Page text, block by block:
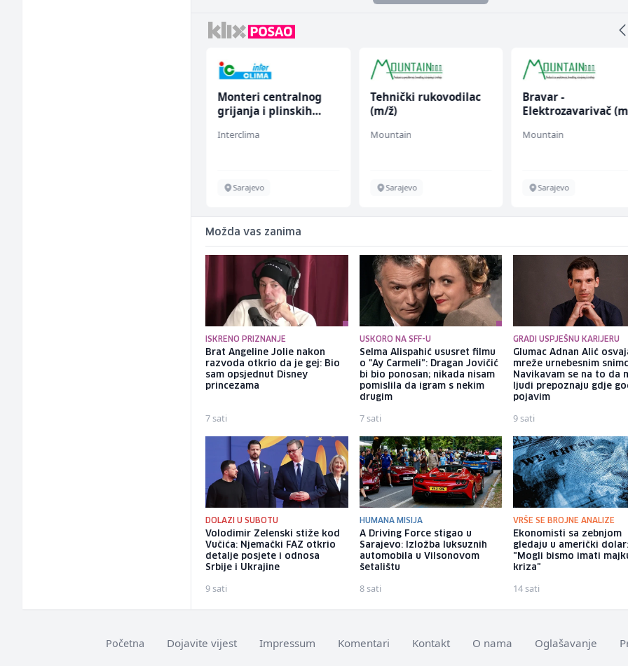
Monteri centralnog
grijanja i plinskih
Interclima
Sarajevo
Tehnički rukovodilac
(m/ž)
Mountain
Sarajevo
Bravar -
Elektrozavarivač
Mountain
Sarajevo
Možda vas zanima
ISKRENO PRIZNANJE
Brat Angeline Jolie nakon
razvoda otkrio da je gej: Bio
sam opsjednut Disney
princezama
7 sati
USKORO NA SFF-U
Selma Alispahić ususret filmu
o "Ay Carmeli": Dragan Jovičić
bi bio ponosan; nikada nisam
pomislila da igram s nekim
drugim
7 sati
GRADI USPJEŠNU KARIJERU
Glumac Adnan Alić
mreže urnebesnim
Navikavam se na to da
ljudi prepoznaju gdje
pojavim
9 sati
DOLAZI U SUBOTU
Volodimir Zelenski stiže kod
Vučića: Njemački FAZ otkrio
detalje posjete i odnosa
Srbije i Ukrajine
9 sati
HUMANA MISIJA
A Driving Force stigao u
Sarajevo: Izložba luksuznih
automobila u Vilsonovom
šetalištu
8 sati
VRŠE SE BROJNE ANALIZE
Ekonomisti sa zebnjom
gledaju u američki dolar:
"Mogli bismo imati
kriza"
14 sati
Početna Dojavite vijest Impressum Komentari Kontakt O nama Oglašavanje